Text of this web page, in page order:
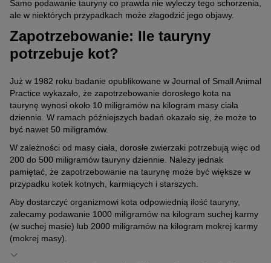
Samo podawanie tauryny co prawda nie wyleczy tego schorzenia,
ale w niektórych przypadkach może złagodzić jego objawy.
Zapotrzebowanie: Ile tauryny
potrzebuje kot?
Już w 1982 roku badanie opublikowane w Journal of Small Animal
Practice wykazało, że zapotrzebowanie dorosłego kota na
taurynę wynosi około 10 miligramów na kilogram masy ciała
dziennie. W ramach późniejszych badań okazało się, że może to
być nawet 50 miligramów.
W zależności od masy ciała, dorosłe zwierzaki potrzebują więc od
200 do 500 miligramów tauryny dziennie. Należy jednak
pamiętać, że zapotrzebowanie na taurynę może być większe w
przypadku kotek kotnych, karmiących i starszych.
Aby dostarczyć organizmowi kota odpowiednią ilość tauryny,
zalecamy podawanie 1000 miligramów na kilogram suchej karmy
(w suchej masie) lub 2000 miligramów na kilogram mokrej karmy
(mokrej masy).